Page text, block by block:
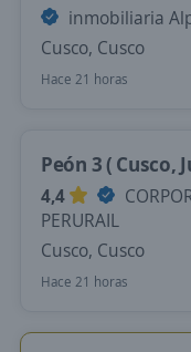
inmobiliaria
Cusco, Cusco
Hace 21 horas
Peón 3 ( Cusco,
4,4
PERURAIL
Cusco, Cusco
Hace 21 horas